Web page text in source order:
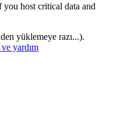
you host critical data and
yüklemeye razı...).
yardım